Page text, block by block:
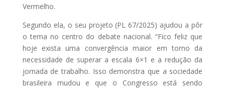
Vermelho.
Segundo ela, o seu projeto (PL 67/2025) ajudou a pôr
o tema no centro do debate nacional. “Fico feliz que
hoje exista uma convergência maior em torno da
necessidade de superar a escala 6×1 e a redução da
jornada de trabalho. Isso demonstra que a sociedade
brasileira mudou e que o Congresso está sendo